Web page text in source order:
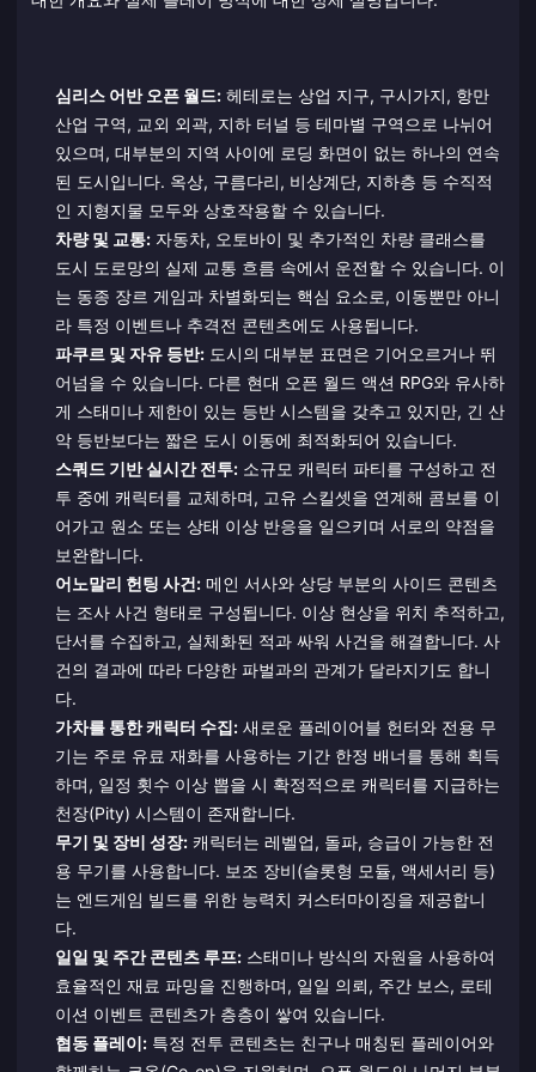
심리스 어반 오픈 월드:헤테로는 상업 지구, 구시가지, 항만
산업 구역, 교외 외곽, 지하 터널 등 테마별 구역으로 나뉘어
있으며, 대부분의 지역 사이에 로딩 화면이 없는 하나의 연속
된 도시입니다. 옥상, 구름다리, 비상계단, 지하층 등 수직적
인 지형지물 모두와 상호작용할 수 있습니다.
차량 및 교통:자동차, 오토바이 및 추가적인 차량 클래스를
도시 도로망의 실제 교통 흐름 속에서 운전할 수 있습니다. 이
는 동종 장르 게임과 차별화되는 핵심 요소로, 이동뿐만 아니
라 특정 이벤트나 추격전 콘텐츠에도 사용됩니다.
파쿠르 및 자유 등반:도시의 대부분 표면은 기어오르거나 뛰
어넘을 수 있습니다. 다른 현대 오픈 월드 액션 RPG와 유사하
게 스태미나 제한이 있는 등반 시스템을 갖추고 있지만, 긴 산
악 등반보다는 짧은 도시 이동에 최적화되어 있습니다.
스쿼드 기반 실시간 전투:소규모 캐릭터 파티를 구성하고 전
투 중에 캐릭터를 교체하며, 고유 스킬셋을 연계해 콤보를 이
어가고 원소 또는 상태 이상 반응을 일으키며 서로의 약점을
보완합니다.
어노말리 헌팅 사건:메인 서사와 상당 부분의 사이드 콘텐츠
는 조사 사건 형태로 구성됩니다. 이상 현상을 위치 추적하고,
단서를 수집하고, 실체화된 적과 싸워 사건을 해결합니다. 사
건의 결과에 따라 다양한 파벌과의 관계가 달라지기도 합니
다.
가차를 통한 캐릭터 수집:새로운 플레이어블 헌터와 전용 무
기는 주로 유료 재화를 사용하는 기간 한정 배너를 통해 획득
하며, 일정 횟수 이상 뽑을 시 확정적으로 캐릭터를 지급하는
천장(Pity) 시스템이 존재합니다.
무기 및 장비 성장:캐릭터는 레벨업, 돌파, 승급이 가능한 전
용 무기를 사용합니다. 보조 장비(슬롯형 모듈, 액세서리 등)
는 엔드게임 빌드를 위한 능력치 커스터마이징을 제공합니
다.
일일 및 주간 콘텐츠 루프:스태미나 방식의 자원을 사용하여
효율적인 재료 파밍을 진행하며, 일일 의뢰, 주간 보스, 로테
이션 이벤트 콘텐츠가 층층이 쌓여 있습니다.
협동 플레이:특정 전투 콘텐츠는 친구나 매칭된 플레이어와